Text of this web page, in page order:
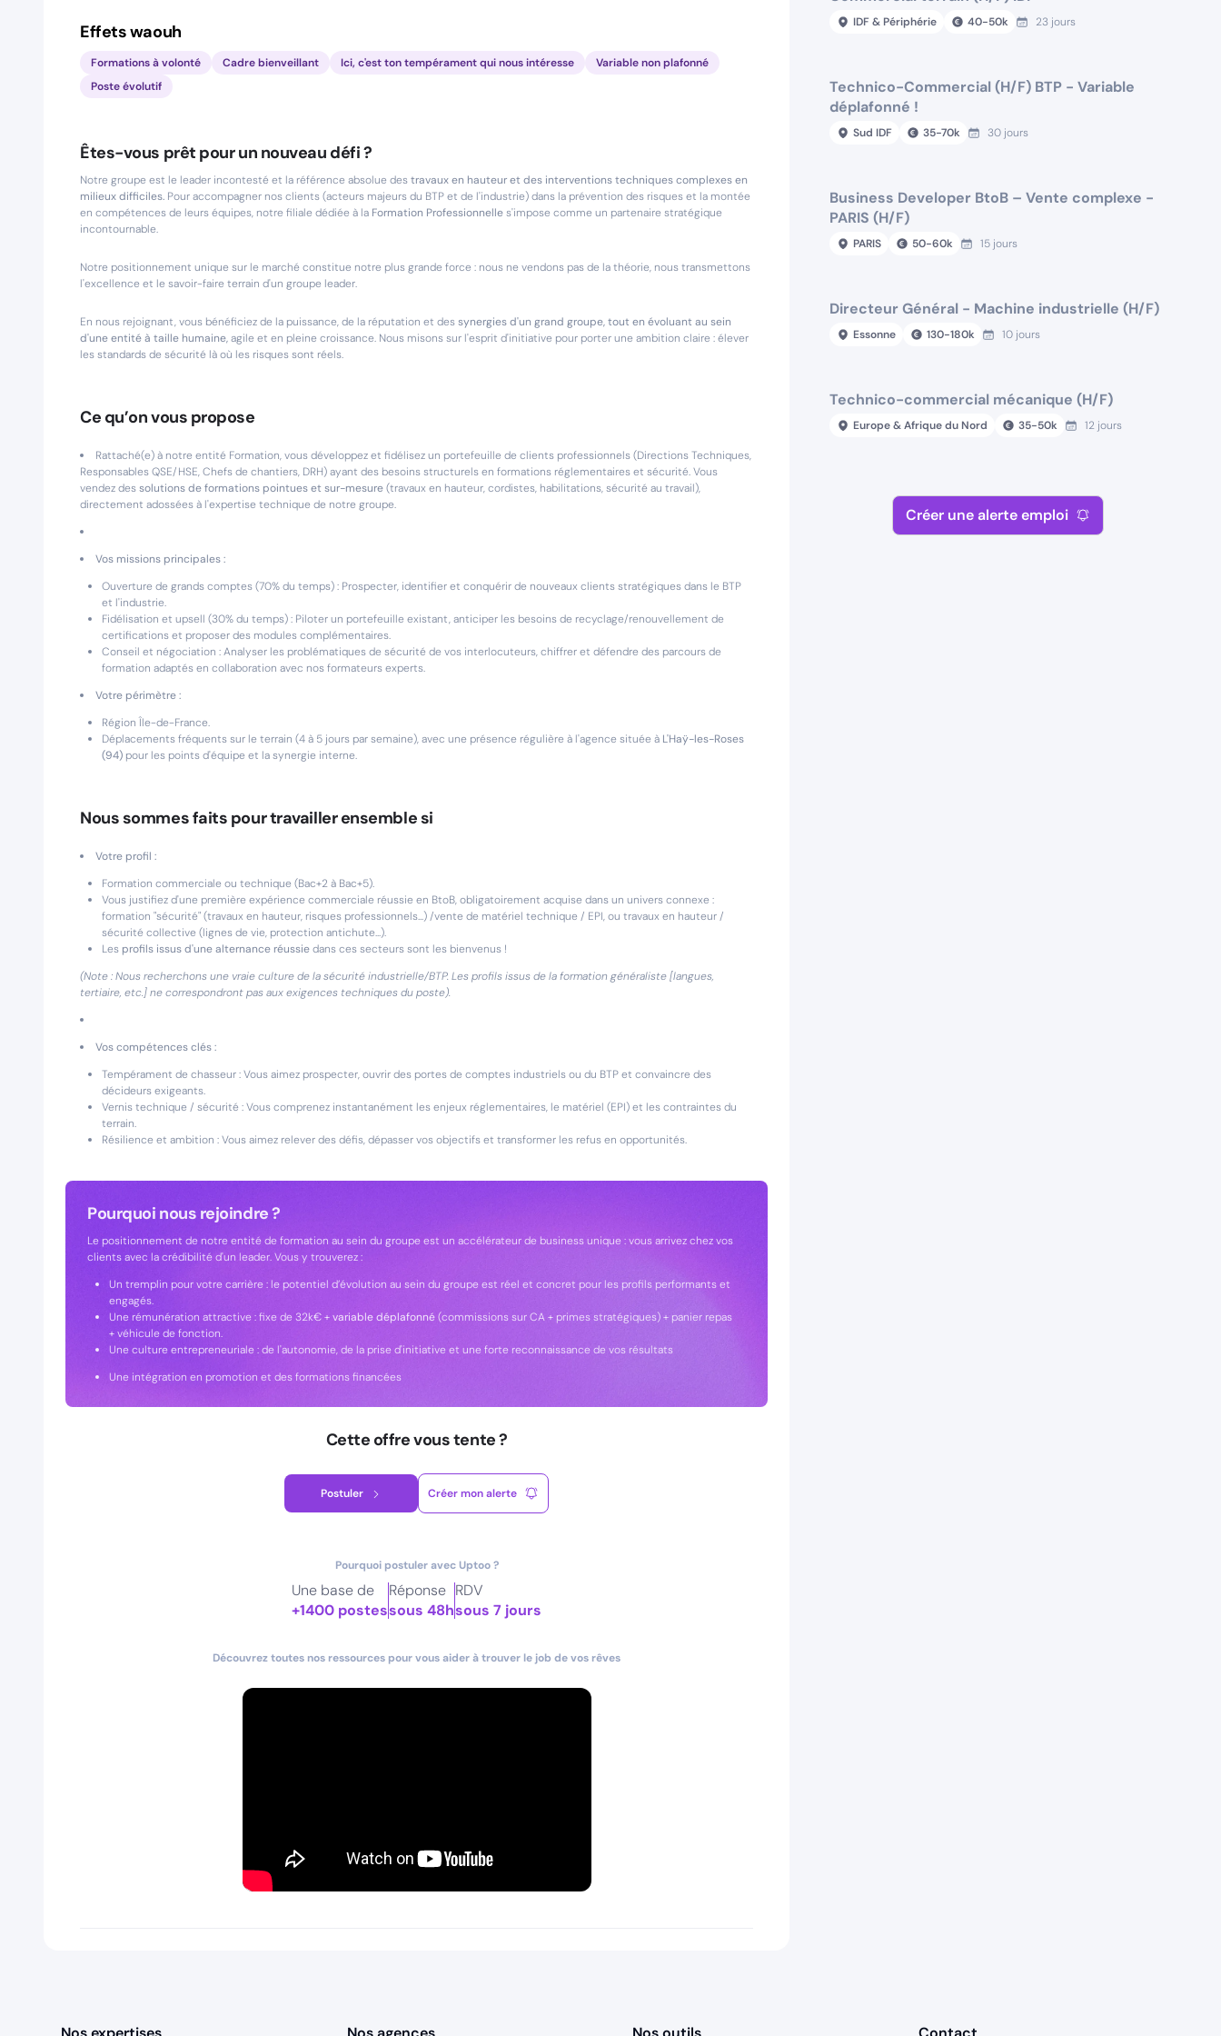
Effets waouh
Formations à volonté Cadre bienveillant Ici, c'est ton tempérament qui nous intéresse
Variable non plafonné
Poste évolutif
Êtes-vous prêt pour un nouveau défi ?
Notre groupe est le leader incontesté et la référence absolue destravaux en hauteur et des interventions techniques complexes en
milieux difficiles. Pour accompagner nos clients (acteurs majeurs du BTP et de l'industrie) dans la prévention des risques et la montée
en compétences de leurs équipes, notre filiale dédiée à la Formation Professionnelles'impose comme un partenaire stratégique
incontournable.
Notre positionnement unique sur le marché constitue notre plus grande force : nous ne vendons pas de la théorie, nous transmettons
l'excellence et le savoir-faire terrain d'un groupe leader.
En nous rejoignant, vous bénéficiez de la puissance, de la réputation et dessynergies d'un grand groupe, tout en évoluant au sein
d'une entité à taille humaine,agile et en pleine croissance. Nous misons sur l'esprit d'initiative pour porter une ambition claire : élever
les standards de sécurité là où les risques sont réels.
Ce qu’on vous propose
Rattaché(e) à notre entité Formation, vous développez et fidélisez un portefeuille de clients professionnels (Directions Techniques,
Responsables QSE/HSE, Chefs de chantiers, DRH) ayant des besoins structurels en formations réglementaires et sécurité. Vous
vendez dessolutions de formations pointues et sur-mesure(travaux en hauteur, cordistes, habilitations, sécurité au travail),
directement adossées à l'expertise technique de notre groupe.
Vos missions principales :
Ouverture de grands comptes (70% du temps) : Prospecter, identifier et conquérir de nouveaux clients stratégiques dans le BTP
et l'industrie.
Fidélisation et upsell (30% du temps) : Piloter un portefeuille existant, anticiper les besoins de recyclage/renouvellement de
certifications et proposer des modules complémentaires.
Conseil et négociation : Analyser les problématiques de sécurité de vos interlocuteurs, chiffrer et défendre des parcours de
formation adaptés en collaboration avec nos formateurs experts.
Votre périmètre :
Région Île-de-France.
Déplacements fréquents sur le terrain (4 à 5 jours par semaine), avec une présence régulière à l'agence située à L'Haÿ-les-Roses
(94) pour les points d'équipe et la synergie interne.
Nous sommes faits pour travailler ensemble si
Votre profil :
Formation commerciale ou technique (Bac+2 à Bac+5).
Vous justifiez d'une première expérience commerciale réussie en BtoB, obligatoirement acquise dans un univers connexe :
formation "sécurité" (travaux en hauteur, risques professionnels...) /vente de matériel technique / EPI, ou travaux en hauteur /
sécurité collective (lignes de vie, protection antichute...).
Les profils issus d'une alternance réussiedans ces secteurs sont les bienvenus !
(Note : Nous recherchons une vraie culture de la sécurité industrielle/BTP. Les profils issus de la formation généraliste [langues,
tertiaire, etc.] ne correspondront pas aux exigences techniques du poste).
Vos compétences clés :
Tempérament de chasseur : Vous aimez prospecter, ouvrir des portes de comptes industriels ou du BTP et convaincre des
décideurs exigeants.
Vernis technique / sécurité : Vous comprenez instantanément les enjeux réglementaires, le matériel (EPI) et les contraintes du
terrain.
Résilience et ambition : Vous aimez relever des défis, dépasser vos objectifs et transformer les refus en opportunités.
Pourquoi nous rejoindre ?
Le positionnement de notre entité de formation au sein du groupe est un accélérateur de business unique : vous arrivez chez vos
clients avec la crédibilité d'un leader. Vous y trouverez :
Un tremplin pour votre carrière : le potentiel d’évolution au sein du groupe est réel et concret pour les profils performants et
engagés.
Une rémunération attractive : fixe de 32k€ +variable déplafonné(commissions sur CA + primes stratégiques) + panier repas
+ véhicule de fonction.
Une culture entrepreneuriale : de l'autonomie, de la prise d'initiative et une forte reconnaissance de vos résultats
Une intégration en promotion et des formations financées
Cette offre vous tente ?
Postuler Créer mon alerte
Pourquoi postuler avec Uptoo ?
Une base de
+1400 postes
Réponse
sous 48h
RDV
sous 7 jours
Découvrez toutes nos ressources pour vous aider à trouver le job de vos rêves
IDF & Périphérie 40-50k 23 jours
Technico-Commercial (H/F) BTP - Variable
déplafonné !
Sud IDF 35-70k 30 jours
Business Developer BtoB – Vente complexe -
PARIS (H/F)
PARIS 50-60k 15 jours
Directeur Général - Machine industrielle (H/F)
Essonne 130-180k 10 jours
Technico-commercial mécanique (H/F)
Europe & Afrique du Nord 35-50k 12 jours
Créer une alerte emploi